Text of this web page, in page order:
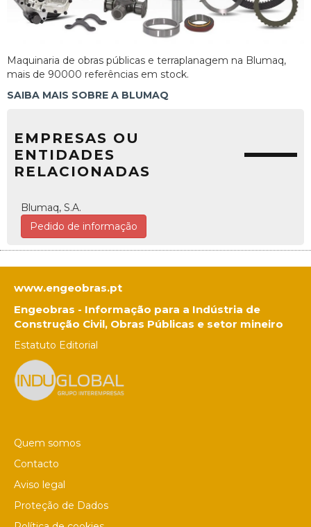
Maquinaria de obras públicas e terraplanagem na Blumaq,
mais de 90000 referências em stock.
SAIBA MAIS SOBRE A BLUMAQ
EMPRESAS OU
ENTIDADES
RELACIONADAS
Blumaq, S.A.
Pedido de informação
www.engeobras.pt
Engeobras - Informação para a Indústria de
Construção Civil, Obras Públicas e setor mineiro
Estatuto Editorial
Quem somos
Contacto
Aviso legal
Proteção de Dados